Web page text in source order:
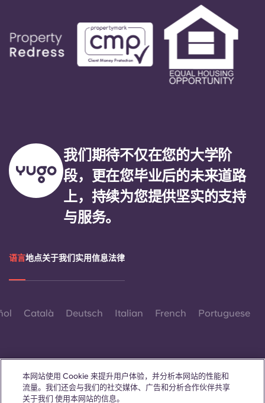
我们期待不仅在您的大学阶
段，更在您毕业后的未来道路
上，持续为您提供坚实的支持
与服务。
语言地点关于我们实用信息法律
Català Deutsch Italian French Portuguese
联系我们
本网站使用 Cookie 来提升用户体验，并分析本网站的性能和
流量。我们还会与我们的社交媒体、广告和分析合作伙伴共享
关于我们 使用本网站的信息。